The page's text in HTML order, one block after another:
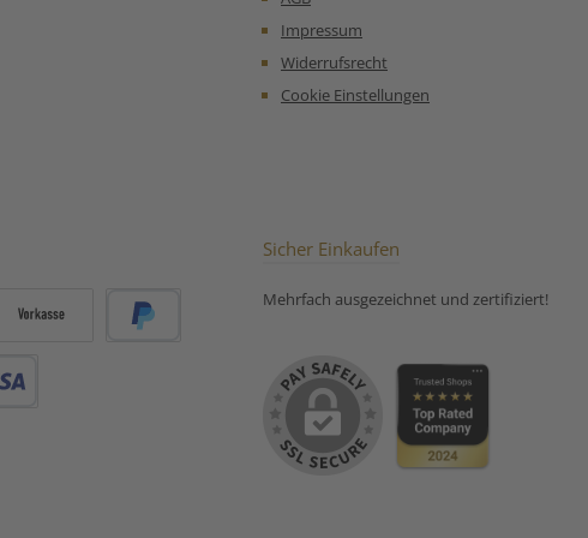
Zubereitungsempfehlung
Impressum
Widerrufsrecht
Cookie Einstellungen
Sicher Einkaufen
Mehrfach ausgezeichnet und zertifiziert!